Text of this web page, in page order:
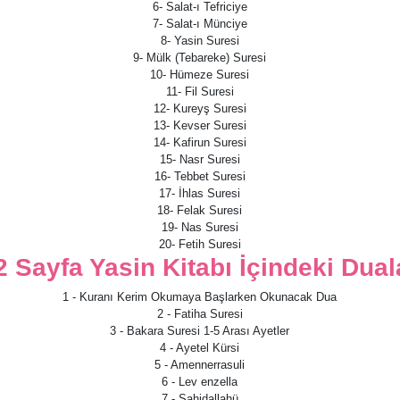
6- Salat-ı Tefriciye
7- Salat-ı Münciye
8- Yasin Suresi
9- Mülk (Tebareke) Suresi
10- Hümeze Suresi
11- Fil Suresi
12- Kureyş Suresi
13- Kevser Suresi
14- Kafirun Suresi
15- Nasr Suresi
16- Tebbet Suresi
17- İhlas Suresi
18- Felak Suresi
19- Nas Suresi
20- Fetih Suresi
Sayfa Yasin Kitabı İçindeki
1 - Kuranı Kerim Okumaya Başlarken Okunacak Dua
2 - Fatiha Suresi
3 - Bakara Suresi 1-5 Arası Ayetler
4 - Ayetel Kürsi
5 - Amennerrasuli
6 - Lev enzella